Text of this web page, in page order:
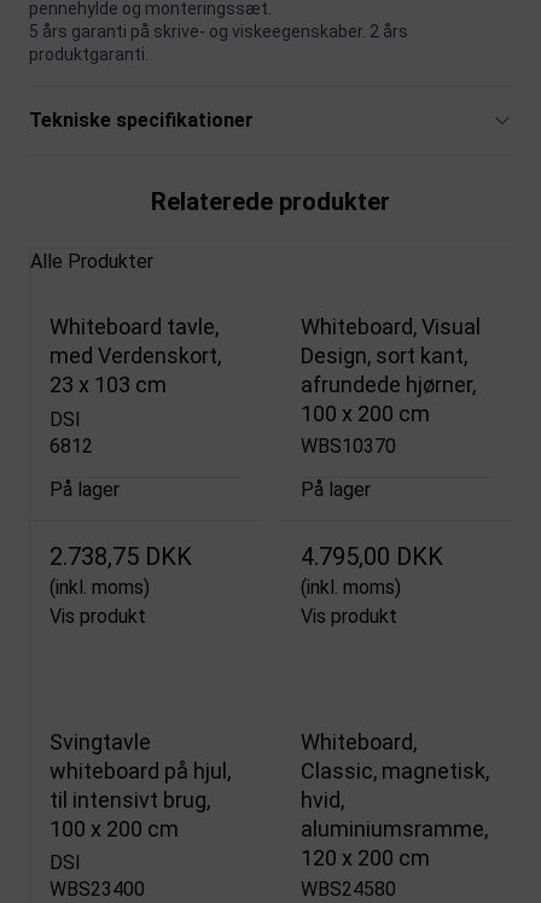
pennehylde og monteringssæt.
5 års garanti på skrive- og viskeegenskaber. 2 års
produktgaranti.
Tekniske specifikationer
Relaterede produkter
Alle Produkter
Whiteboard tavle,
med Verdenskort,
23 x 103 cm
DSI
6812
På lager
2.738,75 DKK
(inkl. moms)
Vis produkt
Whiteboard, Visual
Design, sort kant,
afrundede hjørner,
100 x 200 cm
WBS10370
På lager
4.795,00 DKK
(inkl. moms)
Vis produkt
Svingtavle
whiteboard på hjul,
til intensivt brug,
100 x 200 cm
DSI
WBS23400
Whiteboard,
Classic, magnetisk,
hvid,
aluminiumsramme,
120 x 200 cm
WBS24580